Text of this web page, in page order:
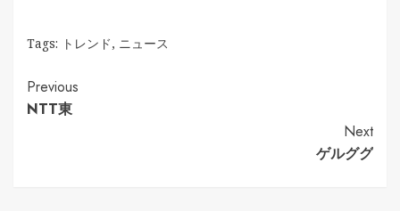
Tags: トレンド, ニュース
Continue
Reading
Previous
NTT東
Next
ゲルググ